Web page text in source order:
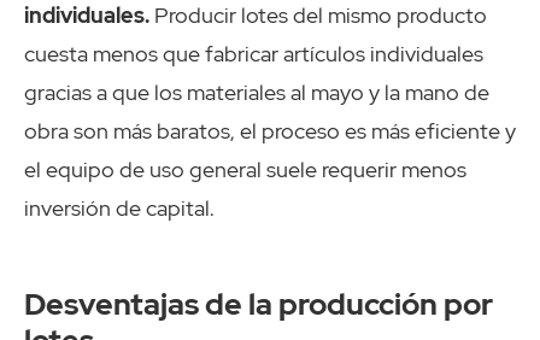
individuales. Producir lotes del mismo producto
cuesta menos que fabricar artículos individuales
gracias a que los materiales al mayo y la mano de
obra son más baratos, el proceso es más eficiente y
el equipo de uso general suele requerir menos
inversión de capital.
Desventajas de la producción por